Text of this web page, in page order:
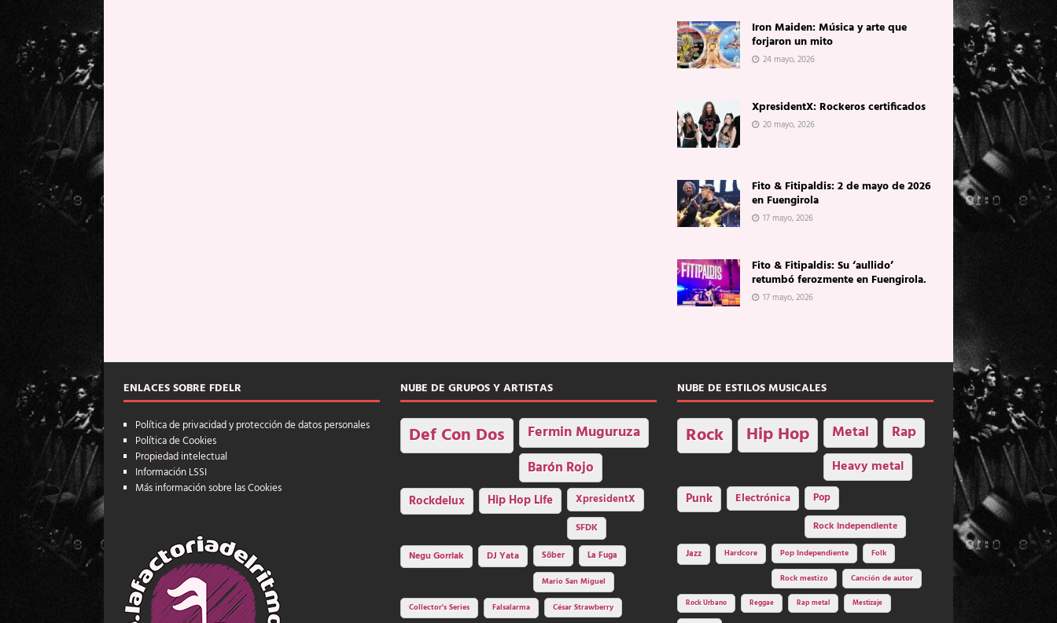
Iron Maiden: Música y arte que
forjaron un mito
24 mayo, 2026
XpresidentX: Rockeros certificados
20 mayo, 2026
Fito & Fitipaldis: 2 de mayo de 2026
en Fuengirola
17 mayo, 2026
Fito & Fitipaldis: Su ‘aullido’
retumbó ferozmente en Fuengirola.
17 mayo, 2026
ENLACES SOBRE FDELR
Política de privacidad y protección de datos personales
Política de Cookies
Propiedad intelectual
Información LSSI
Más información sobre las Cookies
NUBE DE GRUPOS Y ARTISTAS
Def Con Dos Fermin Muguruza
Barón Rojo
Rockdelux Hip Hop Life
XpresidentX
SFDK
Negu Gorriak
DJ Yata Sôber
La Fuga
Mario San Miguel
Collector's Series
Falsalarma César Strawberry
NUBE DE ESTILOS MUSICALES
Rock Hip Hop Metal Rap
Heavy metal
Punk Electrónica
Pop
Rock independiente
Jazz Hardcore Pop Independiente Folk
Rock mestizo Canción de autor
Rock Urbano Reggae Rap metal Mestizaje